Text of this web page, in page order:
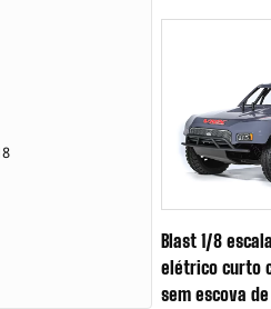
Blast 1/8
elétrico curto
sem escova